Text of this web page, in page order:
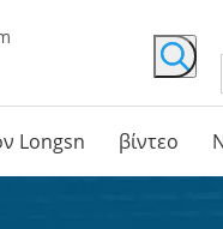
Longsn βίντεο